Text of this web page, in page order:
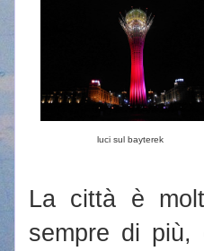
luci sul bayterek
La città è
sempre di più,